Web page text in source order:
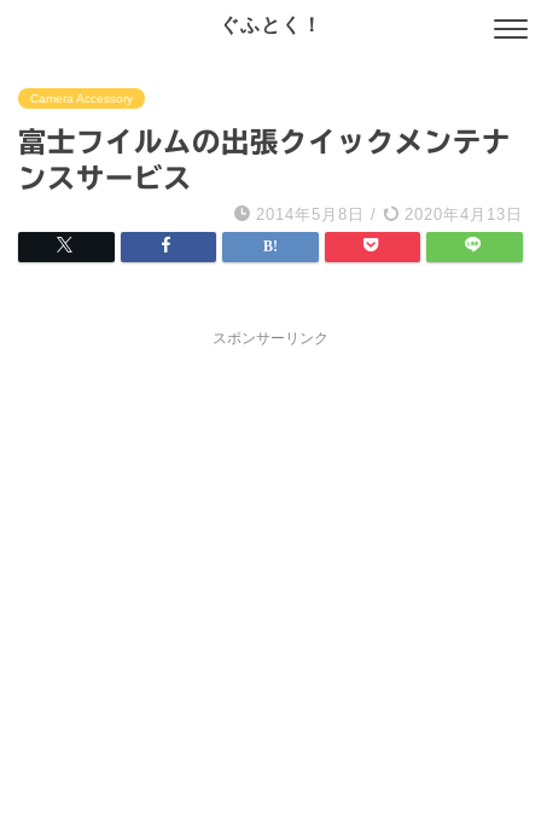
ぐふとく！
Camera Accessory
富士フイルムの出張クイックメンテナ
ンスサービス
2014年5月8日 / 2020年4月13日
スポンサーリンク